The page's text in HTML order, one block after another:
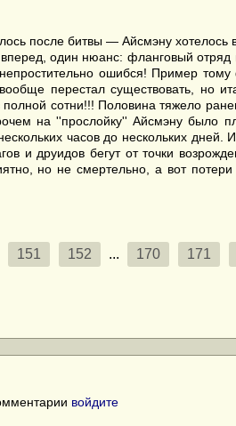
после битвы — Айсмэну
один нюанс: фланговый
ошибся! Пример тому
перестал существовать, но
сотни!!! Половина тяжело
на ''прослойку'' Айсмэну было
часов до нескольких
и друидов бегут от точки
но не смертельно, а вот потери
151 152 ... 170 171
войдите